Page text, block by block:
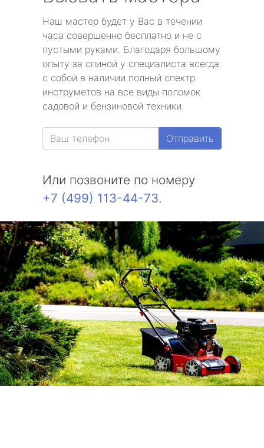
Наш мастер будет у Вас в течении
часа совершенно бесплатно и не с
пустыми руками. Благодаря большому
опыту за спиной у специалиста всегда
с собой в наличии полный спектр
инструметов на все виды поломок
садовой и бензиновой техники.
Отправить
Или позвоните по номеру
+7 (499) 113-44-73.